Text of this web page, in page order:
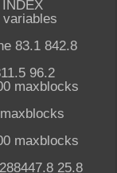
83.1 842.8
96.2
maxblocks
maxblocks
25.8